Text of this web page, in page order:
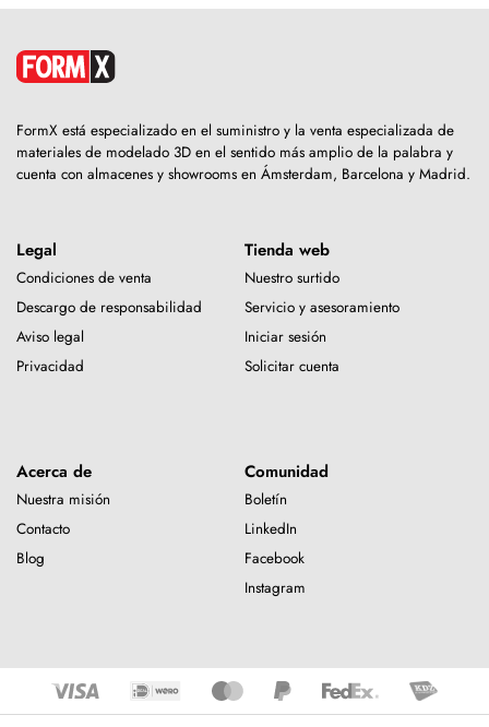
FormX está especializado en el suministro y la venta especializada de
materiales de modelado 3D en el sentido más amplio de la palabra y
cuenta con almacenes y showrooms en Ámsterdam, Barcelona y Madrid.
Legal
Condiciones de venta
Descargo de responsabilidad
Aviso legal
Privacidad
Tienda web
Nuestro surtido
Servicio y asesoramiento
Iniciar sesión
Solicitar cuenta
Acerca de
Nuestra misión
Contacto
Blog
Comunidad
Boletín
LinkedIn
Facebook
Instagram